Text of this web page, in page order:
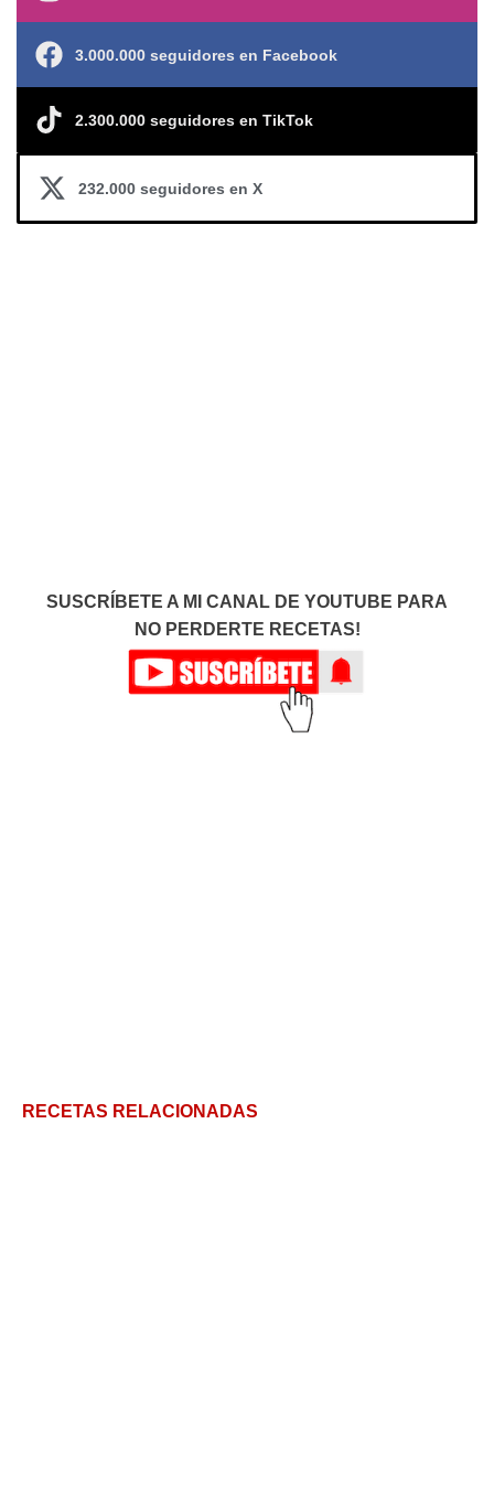
3.000.000 seguidores en Facebook
2.300.000 seguidores en TikTok
232.000 seguidores en X
SUSCRÍBETE A MI CANAL DE YOUTUBE PARA
NO PERDERTE RECETAS!
RECETAS RELACIONADAS